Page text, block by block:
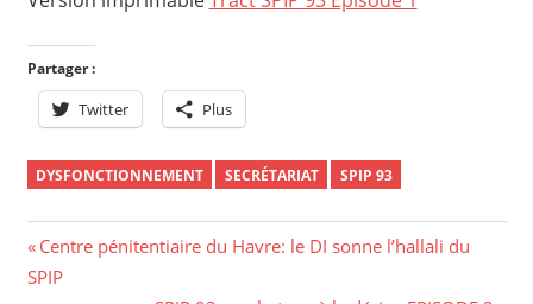
Partager :
Twitter Plus
DYSFONCTIONNEMENT SECRÉTARIAT SPIP 93
Navigation
Previous
Post:
Centre pénitentiaire du Havre: le DI sonne l’hallali du
SPIP